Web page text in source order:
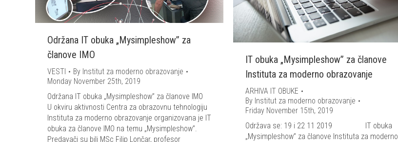
Održana IT obuka „Mysimpleshow” za
članove IMO
VESTI By Institut za moderno obrazovanje
Monday November 25th, 2019
Održana IT obuka „Mysimpleshow” za članove IMO
U okviru aktivnosti Centra za obrazovnu tehnologiju
Instituta za moderno obrazovanje organizovana je IT
obuka za članove IMO na temu „Mysimpleshow”.
Predavači su bili MSc Filip Lončar, profesor
IT obuka „Mysimpleshow” za članove
Instituta za moderno obrazovanje
ARHIVA IT OBUKE
By Institut za moderno obrazovanje
Friday November 15th, 2019
Održava se: 19 i 22 11 2019 IT obuka
„Mysimpleshow” za članove Instituta za moderno